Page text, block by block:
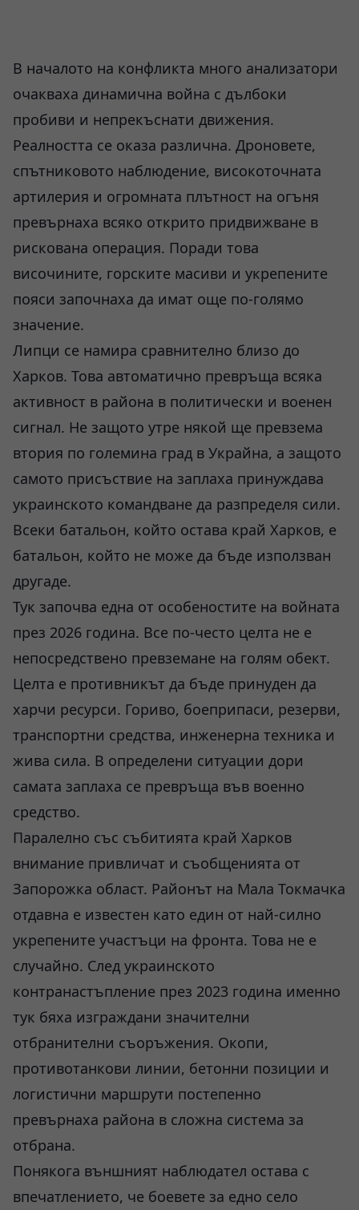
В началото на конфликта много анализатори
очакваха динамична война с дълбоки
пробиви и непрекъснати движения.
Реалността се оказа различна. Дроновете,
спътниковото наблюдение, високоточната
артилерия и огромната плътност на огъня
превърнаха всяко открито придвижване в
рискована операция. Поради това
височините, горските масиви и укрепените
пояси започнаха да имат още по-голямо
значение.
Липци се намира сравнително близо до
Харков. Това автоматично превръща всяка
активност в района в политически и военен
сигнал. Не защото утре някой ще превзема
втория по големина град в Украйна, а защото
самото присъствие на заплаха принуждава
украинското командване да разпределя сили.
Всеки батальон, който остава край Харков, е
батальон, който не може да бъде използван
другаде.
Тук започва една от особеностите на войната
през 2026 година. Все по-често целта не е
непосредствено превземане на голям обект.
Целта е противникът да бъде принуден да
харчи ресурси. Гориво, боеприпаси, резерви,
транспортни средства, инженерна техника и
жива сила. В определени ситуации дори
самата заплаха се превръща във военно
средство.
Паралелно със събитията край Харков
внимание привличат и съобщенията от
Запорожка област. Районът на Мала Токмачка
отдавна е известен като един от най-силно
укрепените участъци на фронта. Това не е
случайно. След украинското
контранастъпление през 2023 година именно
тук бяха изграждани значителни
отбранителни съоръжения. Окопи,
противотанкови линии, бетонни позиции и
логистични маршрути постепенно
превърнаха района в сложна система за
отбрана.
Понякога външният наблюдател остава с
впечатлението, че боевете за едно село